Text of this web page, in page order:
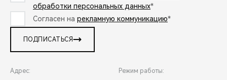
обработки персональных данных*
Согласен на рекламную коммуникацию*
ПОДПИСАТЬСЯ
Адрес: Режим работы: